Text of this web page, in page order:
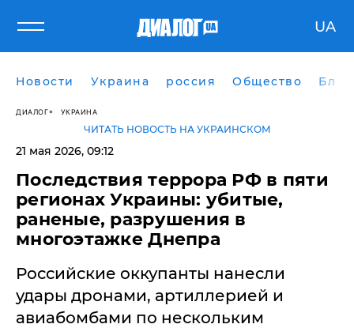
UA
Новости Украина россия Общество
ДИАЛОГ УКРАИНА
ЧИТАТЬ НОВОСТЬ НА УКРАИНСКОМ
21 мая 2026, 09:12
Последствия террора РФ в пяти
регионах Украины: убитые,
раненые, разрушения в
многоэтажке Днепра
Российские оккупанты нанесли
удары дронами, артиллерией и
авиабомбами по нескольким